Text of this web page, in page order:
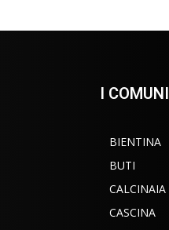
I COMUNI
BIENTINA
BUTI
CALCINAIA
CASCINA